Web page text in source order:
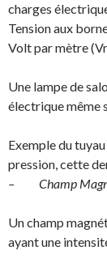
charges
Tension aux
Volt par mètre
Une lampe de
électrique même
Exemple du
pression, cette
– Champ
Un champ
ayant une